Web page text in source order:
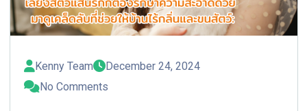
Kenny Team
December 24, 2024
No Comments